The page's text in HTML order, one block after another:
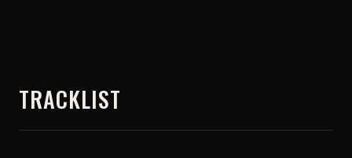
TRACKLIST